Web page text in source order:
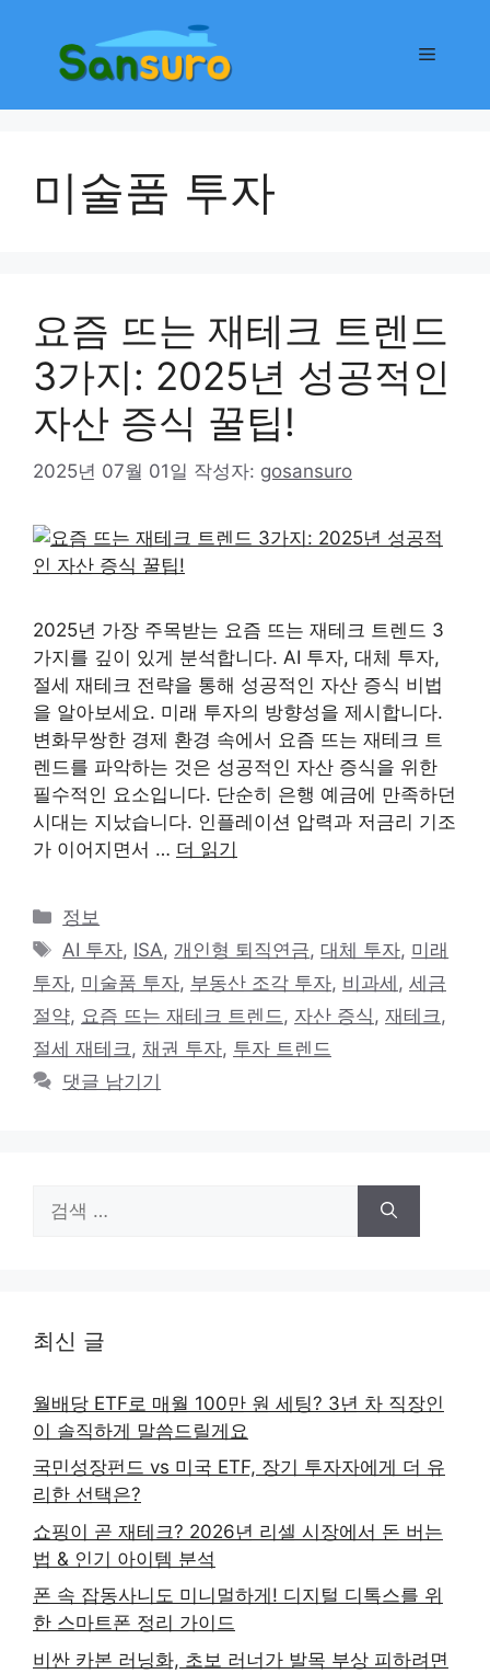
메
미술품 투자
요즘 뜨는 재테크 트렌드
3가지: 2025년 성공적인
자산 증식 꿀팁!
2025년 07월 01일 작성자: gosansuro
2025년 가장 주목받는 요즘 뜨는 재테크 트렌드 3
가지를 깊이 있게 분석합니다. AI 투자, 대체 투자,
절세 재테크 전략을 통해 성공적인 자산 증식 비법
을 알아보세요. 미래 투자의 방향성을 제시합니다.
변화무쌍한 경제 환경 속에서 요즘 뜨는 재테크 트
렌드를 파악하는 것은 성공적인 자산 증식을 위한
필수적인 요소입니다. 단순히 은행 예금에 만족하던
시대는 지났습니다. 인플레이션 압력과 저금리 기조
가 이어지면서 … 더 읽기
카
테
리
정보
태
그
AI 투자, ISA, 개인형 퇴직연금, 대체 투자, 미래
투자, 미술품 투자, 부동산 조각 투자, 비과세 , 세금
절약, 요즘 뜨는 재테크 트렌드 , 자산 증식 , 재테크 ,
절세 재테크 , 채권 투자, 투자 트렌드
댓글 남기기
색:
최신 글
월배당 ETF로 매월 100만 원 세팅? 3년 차 직장인
이 솔직하게 말씀드릴게요
국민성장펀드 vs 미국 ETF, 장기 투자자에게 더 유
리한 선택은?
쇼핑이 곧 재테크? 2026년 리셀 시장에서 돈 버는
법 & 인기 아이템 분석
폰 속 잡동사니도 미니멀하게! 디지털 디톡스를 위
한 스마트폰 정리 가이드
비싼 카본 러닝화, 초보 러너가 발목 부상 피하려면